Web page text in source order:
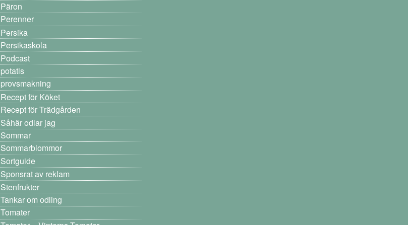
Päron
Perenner
Persika
Persikaskola
Podcast
potatis
provsmakning
Recept för Köket
Recept för Trädgården
Såhär odlar jag
Sommar
Sommarblommor
Sortguide
Sponsrat av reklam
Stenfrukter
Tankar om odling
Tomater